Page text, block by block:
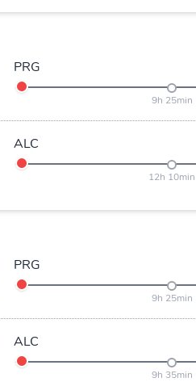
PRG
9h 25min
ALC
12h 10min
PRG
9h 25min
ALC
9h 35min